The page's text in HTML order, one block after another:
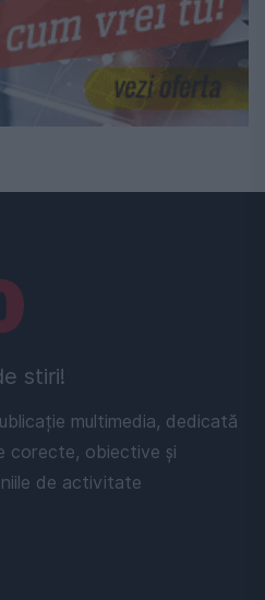
stiri!
multimedia, dedicată
corecte, obiective și
de activitate